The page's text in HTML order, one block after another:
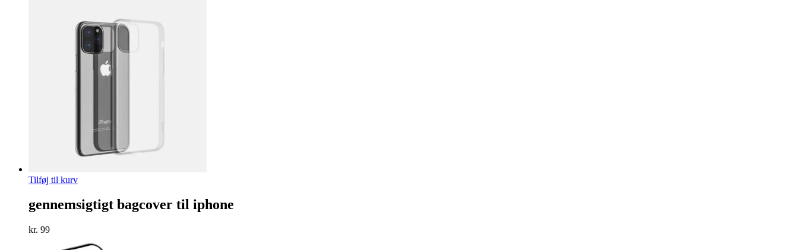
Tilføj til kurv
gennemsigtigt bagcover til iphone
kr. 99